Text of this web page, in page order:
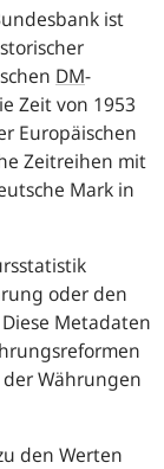
ist
DM-
Zeit von 1953
Europäischen
Zeitreihen mit
Mark in
oder den
Metadaten
Währungen
den Werten